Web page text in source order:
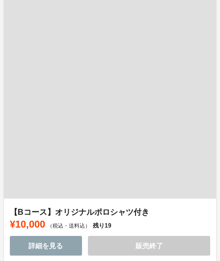
【Bコース】オリジナルポロシャツ付き
¥10,000 （税込・送料込） 残り19
詳細を見る 販売終了